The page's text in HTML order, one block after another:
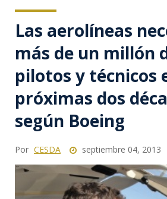
Las aerolíneas
más de un millón
pilotos y técnicos
próximas dos
según Boeing
Por CESDA septiembre 04, 2013